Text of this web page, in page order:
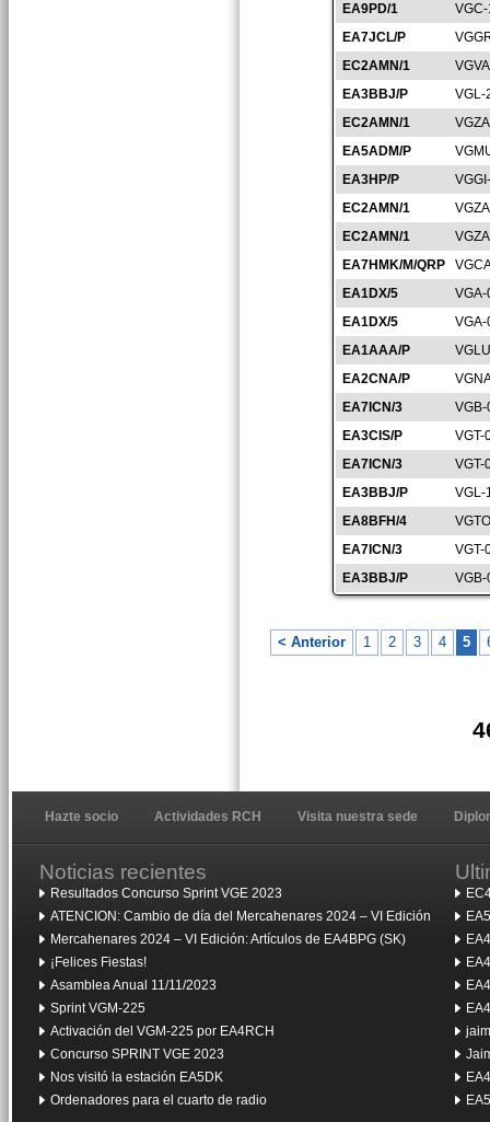
EA9PD/1
EA7JCL/P
EC2AMN/1
EA3BBJ/P
VGL-
EC2AMN/1
EA5ADM/P
EA3HP/P
EC2AMN/1
EC2AMN/1
EA7HMK/M/QRP
EA1DX/5
EA1DX/5
EA1AAA/P
EA2CNA/P
EA7ICN/3
EA3CIS/P
VGT-
EA7ICN/3
VGT-
EA3BBJ/P
VGL-
EA8BFH/4
EA7ICN/3
VGT-
EA3BBJ/P
< Anterior 1 2 3 4 5
Hazte socio Actividades RCH Visita nuestra sede
Noticias recientes
Resultados Concurso Sprint VGE 2023
ATENCION: Cambio de día del Mercahenares 2024 – VI Edición
Mercahenares 2024 – VI Edición: Artículos de EA4BPG (SK)
¡Felices Fiestas!
Asamblea Anual 11/11/2023
Sprint VGM-225
Activación del VGM-225 por EA4RCH
Concurso SPRINT VGE 2023
Nos visitó la estación EA5DK
Ordenadores para el cuarto de radio